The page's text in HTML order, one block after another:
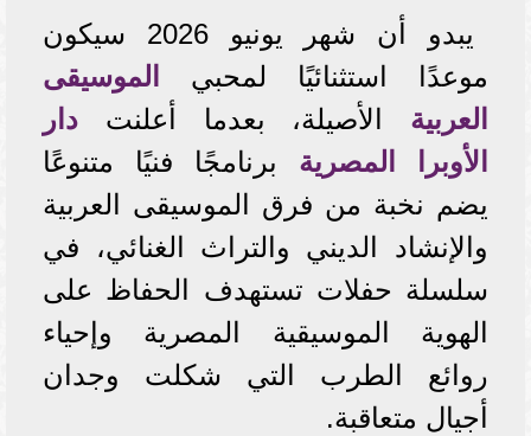
يبدو أن شهر يونيو 2026 سيكون
موعدًا استثنائيًا لمحبي
الموسيقى
العربية الأصيلة، بعدما أعلنت دار
الأوبرا المصرية برنامجًا فنيًا متنوعًا
يضم نخبة من فرق الموسيقى العربية
والإنشاد الديني والتراث الغنائي، في
سلسلة حفلات تستهدف الحفاظ على
الهوية الموسيقية المصرية وإحياء
روائع الطرب التي شكلت وجدان
أجيال متعاقبة.